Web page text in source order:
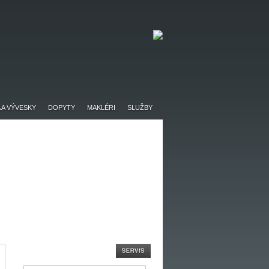
VÝVESKY DOPYTY MAKLÉRI SLUŽBY